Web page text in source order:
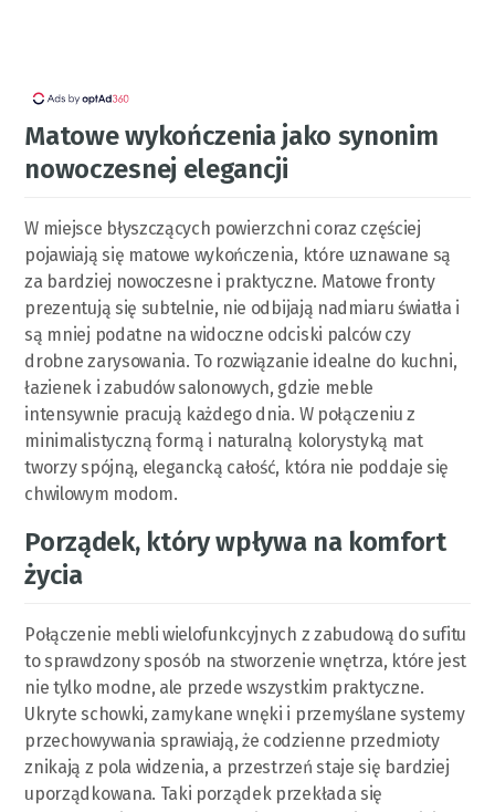
Matowe wykończenia jako synonim
nowoczesnej elegancji
W miejsce błyszczących powierzchni coraz częściej
pojawiają się matowe wykończenia, które uznawane są
za bardziej nowoczesne i praktyczne. Matowe fronty
prezentują się subtelnie, nie odbijają nadmiaru światła i
są mniej podatne na widoczne odciski palców czy
drobne zarysowania. To rozwiązanie idealne do kuchni,
łazienek i zabudów salonowych, gdzie meble
intensywnie pracują każdego dnia. W połączeniu z
minimalistyczną formą i naturalną kolorystyką mat
tworzy spójną, elegancką całość, która nie poddaje się
chwilowym modom.
Porządek, który wpływa na komfort
życia
Połączenie mebli wielofunkcyjnych z zabudową do sufitu
to sprawdzony sposób na stworzenie wnętrza, które jest
nie tylko modne, ale przede wszystkim praktyczne.
Ukryte schowki, zamykane wnęki i przemyślane systemy
przechowywania sprawiają, że codzienne przedmioty
znikają z pola widzenia, a przestrzeń staje się bardziej
uporządkowana. Taki porządek przekłada się